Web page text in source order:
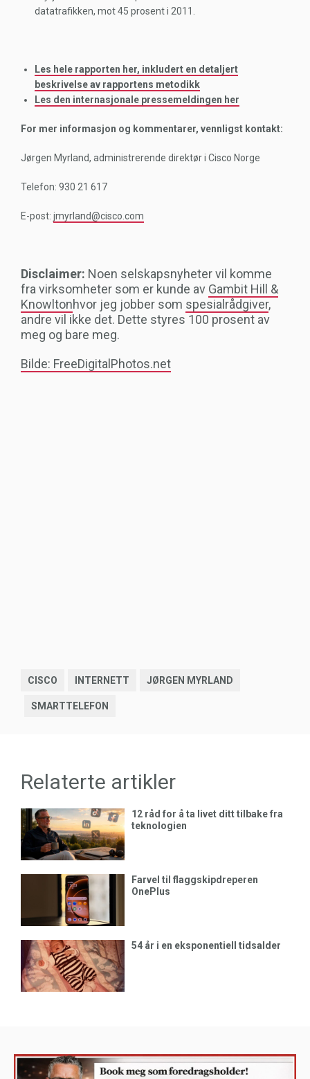
datatrafikken, mot 45 prosent i 2011.
Les hele rapporten her, inkludert en detaljert
beskrivelse av rapportens metodikk
Les den internasjonale pressemeldingen her
For mer informasjon og kommentarer, vennligst kontakt:
Jørgen Myrland, administrerende direktør i Cisco Norge
Telefon: 930 21 617
E-post: jmyrland@cisco.com
Disclaimer: Noen selskapsnyheter vil komme
fra virksomheter som er kunde av Gambit Hill &
Knowltonhvor jeg jobber som spesialrådgiver,
andre vil ikke det. Dette styres 100 prosent av
meg og bare meg.
Bilde: FreeDigitalPhotos.net
CISCO INTERNETT JØRGEN MYRLAND
SMARTTELEFON
Relaterte artikler
12 råd for å ta livet ditt tilbake fra
teknologien
Farvel til flaggskipdreperen
OnePlus
54 år i en eksponentiell tidsalder